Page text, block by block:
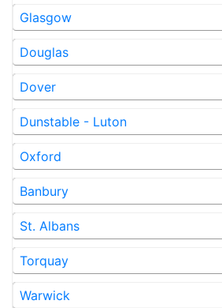
Glasgow
Douglas
Dover
Dunstable - Luton
Oxford
Banbury
St. Albans
Torquay
Warwick